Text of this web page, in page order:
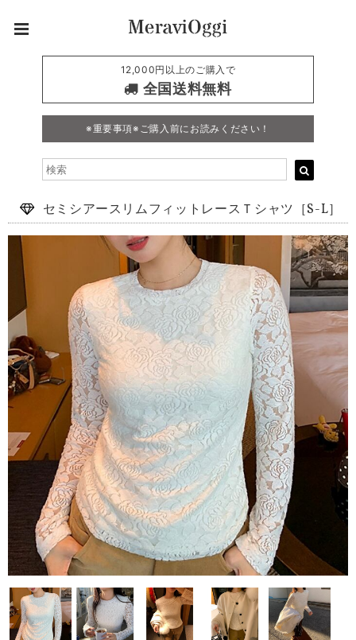
12,000円以上のご購入で
全国送料無料
※重要事項※ご購入前にお読みください！
セミシアースリムフィットレースＴシャツ［S-L］